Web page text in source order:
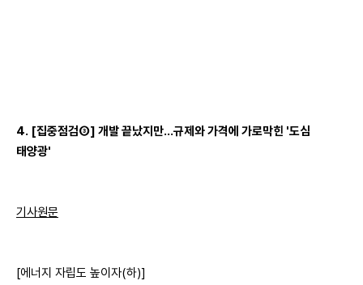
4. [집중점검③] 개발 끝났지만...규제와 가격에 가로막힌 '도심
태양광'
기사원문
[에너지 자립도 높이자(하)]